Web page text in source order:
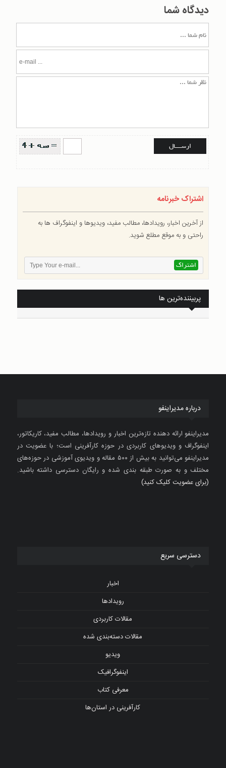
دیدگاه شما
اشتراک خبرنامه
از آخرین اخبار، رویدادها، مطالب مفید، ویدیوها و اینفوگراف ها به
راحتی و به موقع مطلع شوید.
پربیننده‌ترین ها
درباره مدیراینفو
مدیراینفو ارائه دهنده تازه‌ترین اخبار و رویدادها، مطالب مفید، کاریکاتور،
اینفوگراف و ویدیوهای کاربردی در حوزه کارآفرینی است؛ با عضویت در
مدیراینفو می‌توانید به بیش از ۵۰۰ مقاله و ویدیوی آموزشی در حوزه‌های
مختلف و به صورت طبقه بندی شده و رایگان دسترسی داشته باشید.
(برای عضویت کلیک کنید)
دسترسی سریع
اخبار
رویدادها
مقالات کاربردی
مقالات دسته‌بندی شده
ویدیو
اینفوگرافیک
معرفی کتاب
کارآفرینی در استان‌ها